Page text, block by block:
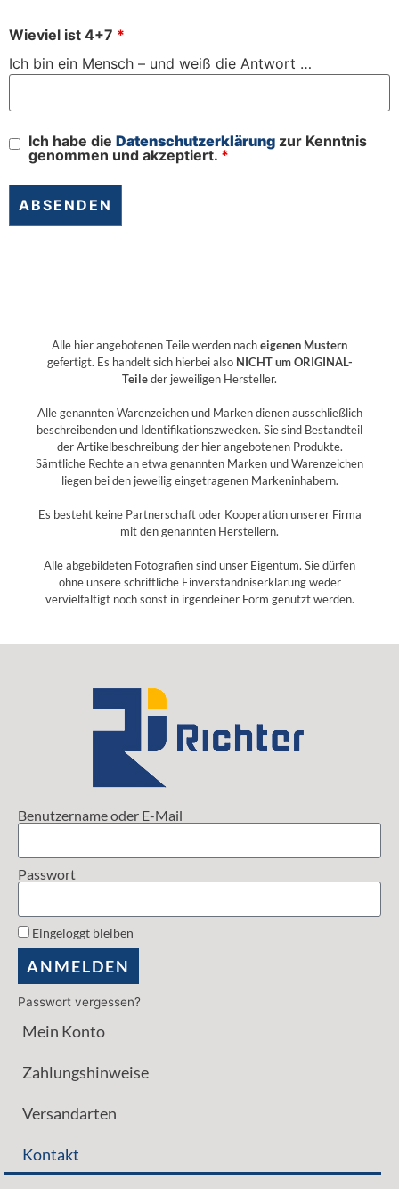
Wieviel ist 4+7 *
Ich bin ein Mensch – und weiß die Antwort …
Ich habe dieDatenschutzerklärung zur Kenntnis
genommen und akzeptiert. *
Alle hier angebotenen Teile werden nacheigenen Mustern
gefertigt. Es handelt sich hierbei also NICHT um ORIGINAL-
Teileder jeweiligen Hersteller.
Alle genannten Warenzeichen und Marken dienen ausschließlich
beschreibenden und Identifikationszwecken. Sie sind Bestandteil
der Artikelbeschreibung der hier angebotenen Produkte.
Sämtliche Rechte an etwa genannten Marken und Warenzeichen
liegen bei den jeweilig eingetragenen Markeninhabern.
Es besteht keine Partnerschaft oder Kooperation unserer Firma
mit den genannten Herstellern.
Alle abgebildeten Fotografien sind unser Eigentum. Sie dürfen
ohne unsere schriftliche Einverständniserklärung weder
vervielfältigt noch sonst in irgendeiner Form genutzt werden.
Benutzername oder E-Mail
Passwort
Eingeloggt bleiben
ANMELDEN
Passwort vergessen?
Mein Konto
Zahlungshinweise
Versandarten
Kontakt